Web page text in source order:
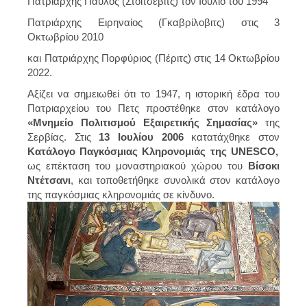
Πατριάρχης Ειρηναίος (Γκαβρίλοβιτς) στις 3
Οκτωβρίου 2010
και Πατριάρχης Πορφύριος (Πέριτς) στις 14 Οκτωβρίου
2022.
Αξίζει να σημειωθεί ότι το 1947, η ιστορική έδρα του
Πατριαρχείου του Πετς προστέθηκε στον κατάλογο
«Μνημείο Πολιτισμού Εξαιρετικής Σημασίας» της
Σερβίας. Στις 13 Ιουλίου 2006κατατάχθηκε στον
Κατάλογο Παγκόσμιας Κληρονομιάς της UNESCO,
ως επέκταση του μοναστηριακού χώρου του
Βίσοκι
Ντέτσανι, και τοποθετήθηκε συνολικά στον κατάλογο
της παγκόσμιας κληρονομιάς σε κίνδυνο.